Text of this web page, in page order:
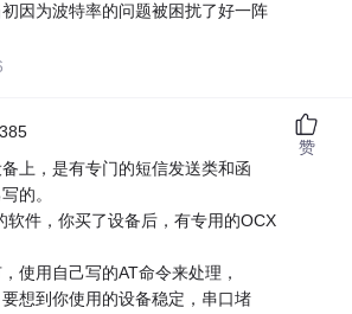
因为波特率的问题被困扰了好一阵
上，是有专门的短信发送类和函
的。
软件，你买了设备后，有专用的OCX
使用自己写的AT命令来处理，
想到你使用的设备稳定，串口堵
赞